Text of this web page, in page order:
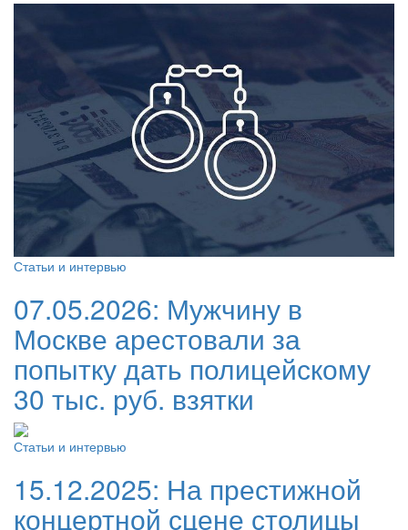
Статьи и интервью
07.05.2026: Мужчину в
Москве арестовали за
попытку дать полицейскому
30 тыс. руб. взятки
Статьи и интервью
15.12.2025: На престижной
концертной сцене столицы